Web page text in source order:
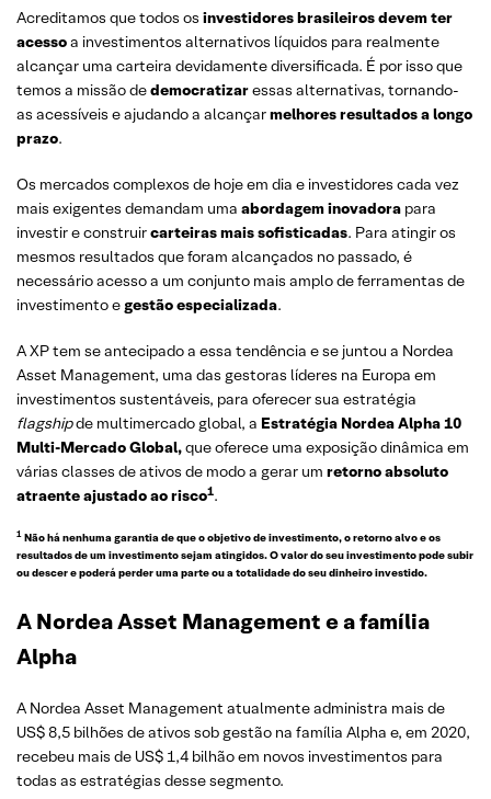
Acreditamos que todos os investidores brasileiros devem ter
acessoa investimentos alternativos líquidos para realmente
alcançar uma carteira devidamente diversificada. É por isso que
temos a missão dedemocratizaressas alternativas, tornando-
as acessíveis e ajudando a alcançarmelhores resultados a longo
prazo.
Os mercados complexos de hoje em dia e investidores cada vez
mais exigentes demandam uma abordagem inovadora para
investir e construircarteiras mais sofisticadas. Para atingir os
mesmos resultados que foram alcançados no passado, é
necessário acesso a um conjunto mais amplo de ferramentas de
investimento e gestão especializada.
A XP tem se antecipado a essa tendência e se juntou a Nordea
Asset Management, uma das gestoras líderes na Europa em
investimentos sustentáveis, para oferecer sua estratégia
flagshipde multimercado global, a Estratégia Nordea Alpha 10
Multi-Mercado Global,que oferece uma exposição dinâmica em
várias classes de ativos de modo a gerar um retorno absoluto
atraente ajustado ao risco1.
1 Não há nenhuma garantia de que o objetivo de investimento, o retorno alvo e os
resultados de um investimento sejam atingidos. O valor do seu investimento pode subir
ou descer e poderá perder uma parte ou a totalidade do seu dinheiro investido.
A Nordea Asset Management e a família
Alpha
A Nordea Asset Management atualmente administra mais de
US$ 8,5 bilhões de ativos sob gestão na família Alpha e, em 2020,
recebeu mais de US$ 1,4 bilhão em novos investimentos para
todas as estratégias desse segmento.